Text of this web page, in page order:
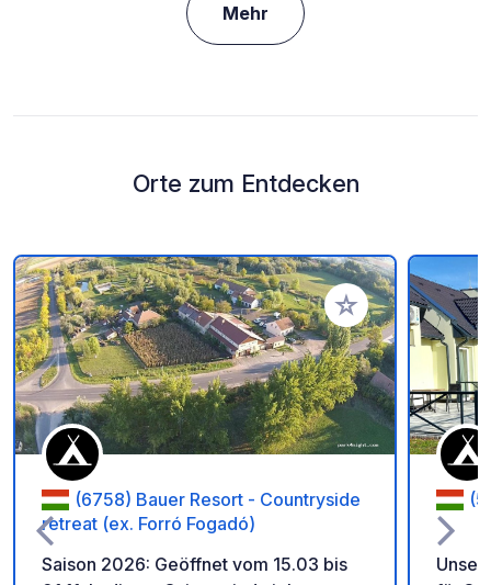
Mehr
Orte zum Entdecken
Zu Ihren Favoriten
(6758) Bauer Resort - Countryside
retreat (ex. Forró Fogadó)
Saison 2026: Geöffnet vom 15.03 bis